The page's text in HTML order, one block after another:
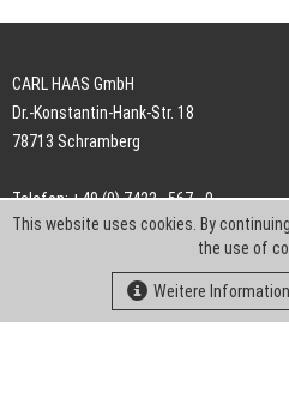
CARL HAAS GmbH
Dr.-Konstantin-Hank-Str. 18
78713 Schramberg
Telefon: +49 (0) 7422 . 567 - 0
Telefax: +49 (0) 7422 . 567 - 239
info-ch@kern-liebers.com
This website uses cookies. By
the use of
Weitere